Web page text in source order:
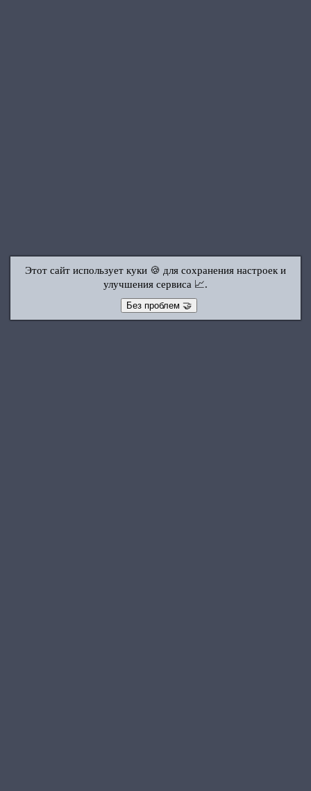
Этот сайт использует куки 🍪 для сохранения настроек и
улучшения сервиса 📈.
Без проблем 🤝